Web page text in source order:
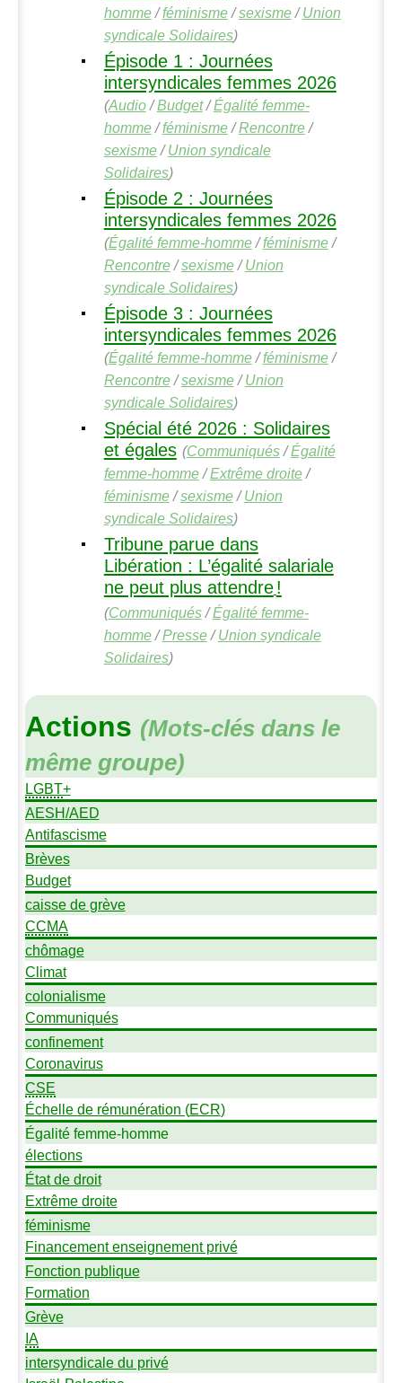
homme/féminisme/sexisme/Union
syndicale Solidaires)
Épisode 1 : Journées
intersyndicales femmes 2026
(Audio/Budget/Égalité femme-
homme/féminisme/Rencontre/
sexisme/Union syndicale
Solidaires)
Épisode 2 : Journées
intersyndicales femmes 2026
(Égalité femme-homme/féminisme/
Rencontre/sexisme/Union
syndicale Solidaires)
Épisode 3 : Journées
intersyndicales femmes 2026
(Égalité femme-homme/féminisme/
Rencontre/sexisme/Union
syndicale Solidaires)
Spécial été 2026 : Solidaires
et égales (Communiqués/Égalité
femme-homme/Extrême droite/
féminisme/sexisme/Union
syndicale Solidaires)
Tribune parue dans
Libération : L’égalité salariale
ne peut plus attendre!
(Communiqués/Égalité femme-
homme/Presse/Union syndicale
Solidaires)
Actions (Mots-clés dans le
même groupe)
LGBT+
AESH/AED
Antifascisme
Brèves
Budget
caisse de grève
CCMA
chômage
Climat
colonialisme
Communiqués
confinement
Coronavirus
CSE
Échelle de rémunération (ECR)
Égalité femme-homme
élections
État de droit
Extrême droite
féminisme
Financement enseignement privé
Fonction publique
Formation
Grève
IA
intersyndicale du privé